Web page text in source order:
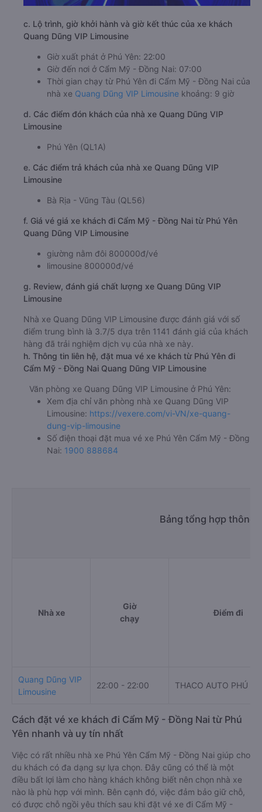
c. Lộ trình, giờ khởi hành và giờ kết thúc của xe khách
Quang Dũng VIP Limousine
Giờ xuất phát ở Phú Yên: 22:00
Giờ đến nơi ở Cẩm Mỹ - Đồng Nai: 07:00
Thời gian chạy từ Phú Yên đi Cẩm Mỹ - Đồng Nai của
nhà xe Quang Dũng VIP Limousine khoảng: 9 giờ
d. Các điểm đón khách của nhà xe Quang Dũng VIP
Limousine
Phú Yên (QL1A)
e. Các điểm trả khách của nhà xe Quang Dũng VIP
Limousine
Bà Rịa - Vũng Tàu (QL56)
f. Giá vé giá xe khách đi Cẩm Mỹ - Đồng Nai từ Phú Yên
Quang Dũng VIP Limousine
giường nằm đôi 800000đ/vé
limousine 800000đ/vé
g. Review, đánh giá chất lượng xe Quang Dũng VIP
Limousine
Nhà xe Quang Dũng VIP Limousine được đánh giá với số
điểm trung bình là 3.7/5 dựa trên 1141 đánh giá của khách
hàng đã trải nghiệm dịch vụ của nhà xe này.
h. Thông tin liên hệ, đặt mua vé xe khách từ Phú Yên đi
Cẩm Mỹ - Đồng Nai Quang Dũng VIP Limousine
Văn phòng xe Quang Dũng VIP Limousine ở Phú Yên:
Xem địa chỉ văn phòng nhà xe Quang Dũng VIP
Limousine: https://vexere.com/vi-VN/xe-quang-
dung-vip-limousine
Số điện thoại đặt mua vé xe Phú Yên Cẩm Mỹ - Đồng
Nai: 1900 888684
Bảng tổng hợp thông
Nhà xe
Giờ
chạy
Điểm đi
Quang Dũng VIP
Limousine
22:00 - 22:00 THACO AUTO PHÚ
Cách đặt vé xe khách đi Cẩm Mỹ - Đồng Nai từ Phú
Yên nhanh và uy tín nhất
Việc có rất nhiều nhà xe Phú Yên Cẩm Mỹ - Đồng Nai giúp cho
du khách có đa dạng sự lựa chọn. Đây cũng có thể là một
điều bất lợi làm cho hàng khách không biết nên chọn nhà xe
nào là phù hợp với mình. Bên cạnh đó, việc đảm bảo giữ chỗ,
có được chỗ ngồi yêu thích sau khi đặt vé xe đi Cẩm Mỹ -